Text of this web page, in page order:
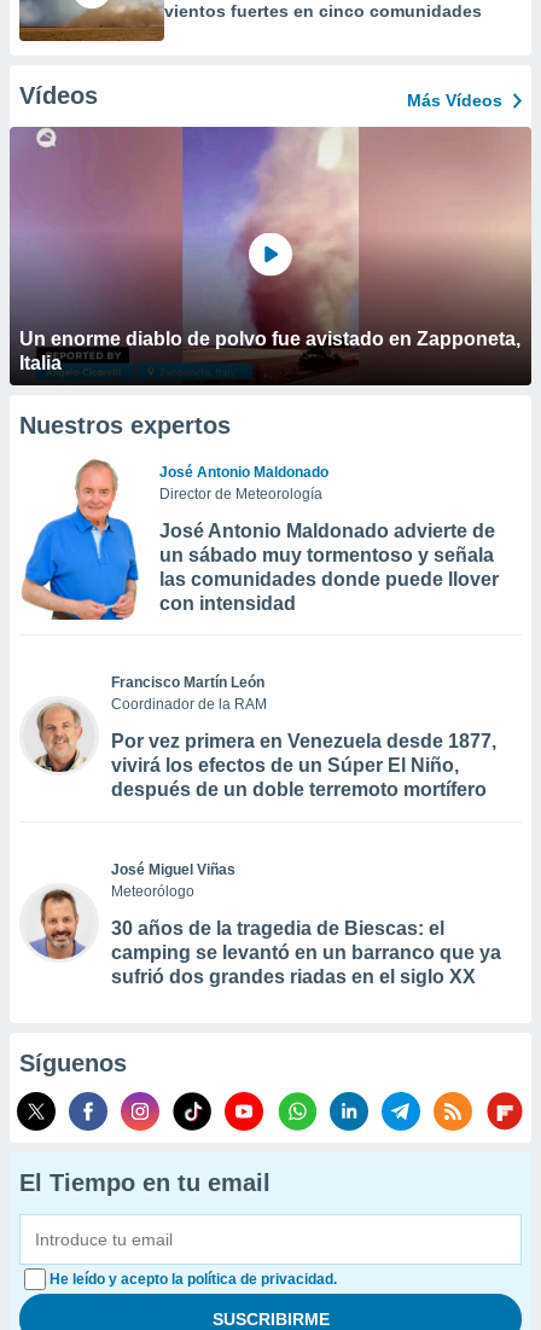
vientos fuertes en cinco comunidades
Vídeos Más Vídeos
Un enorme diablo de polvo fue avistado en Zapponeta,
Italia
Nuestros expertos
José Antonio Maldonado
Director de Meteorología
José Antonio Maldonado advierte de
un sábado muy tormentoso y señala
las comunidades donde puede llover
con intensidad
Francisco Martín León
Coordinador de la RAM
Por vez primera en Venezuela desde 1877,
vivirá los efectos de un Súper El Niño,
después de un doble terremoto mortífero
José Miguel Viñas
Meteorólogo
30 años de la tragedia de Biescas: el
camping se levantó en un barranco que ya
sufrió dos grandes riadas en el siglo XX
Síguenos
El Tiempo en tu email
He leído y acepto la política de privacidad.